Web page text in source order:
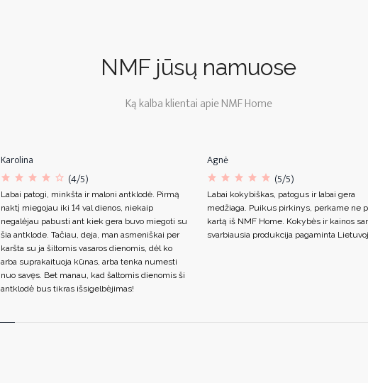
NMF jūsų namuose
Ką kalba klientai apie NMF Home
Karolina
(4/5)
Labai patogi, minkšta ir maloni antklodė. Pirmą
naktį miegojau iki 14 val dienos, niekaip
negalėjau pabusti ant kiek gera buvo miegoti su
šia antklode. Tačiau, deja, man asmeniškai per
karšta su ja šiltomis vasaros dienomis, dėl ko
arba suprakaituoja kūnas, arba tenka numesti
nuo savęs. Bet manau, kad šaltomis dienomis ši
antklodė bus tikras išsigelbėjimas!
Agnė
(5/5)
Labai kokybiškas, patogus ir labai gera
medžiaga. Puikus pirkinys, perkame ne
kartą iš NMF Home. Kokybės ir kainos
svarbiausia produkcija pagaminta